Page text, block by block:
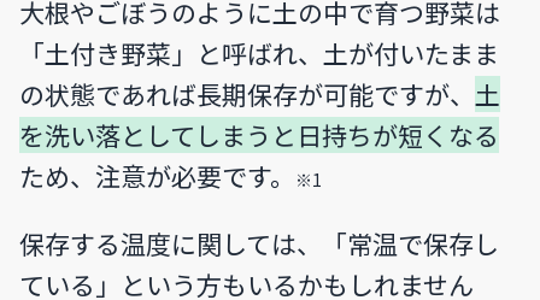
大根やごぼうのように土の中で育つ野菜は
「土付き野菜」と呼ばれ、土が付いたまま
の状態であれば長期保存が可能ですが、 土
を洗い落としてしまうと日持ちが短くなる
ため、注意が必要です。
※1
保存する温度に関しては、「常温で保存し
ている」という方もいるかもしれません